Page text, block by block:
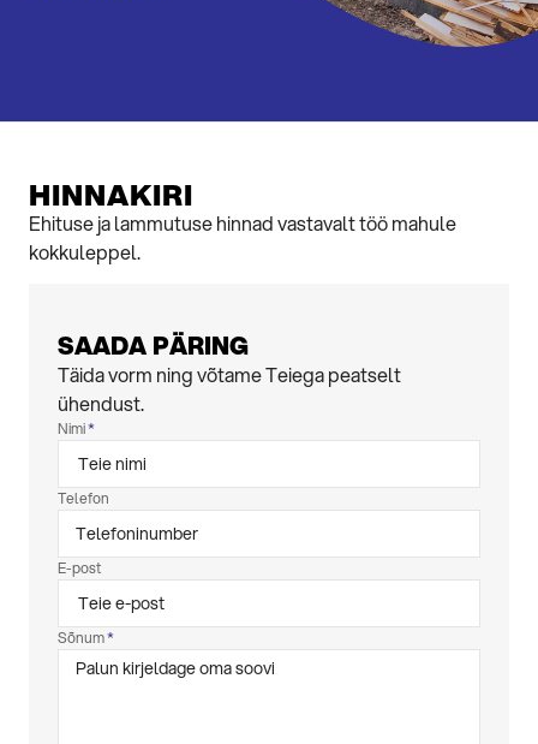
HINNAKIRI
Ehituse ja lammutuse hinnad vastavalt töö mahule
kokkuleppel.
SAADA PÄRING
Täida vorm ning võtame Teiega peatselt
ühendust.
Nimi
Telefon
E-post
Sõnum